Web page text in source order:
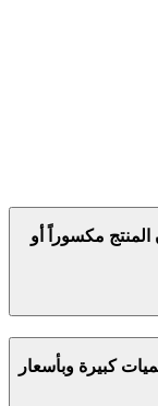
مكسوراً أو
كبيرة وبأسعار